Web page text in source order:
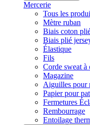
Mercerie
Tous les
Mètre ruban
Biais coton
Biais plié
Élastique
Fils
Corde sweat à
Magazine
Aiguilles pour
Papier pour
Fermetures
Rembourrage
Entoilage